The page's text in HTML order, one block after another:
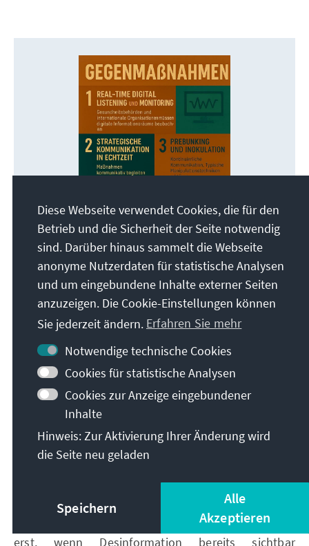
Grafik mit KI Copilot generiert / Konrad-
Adenauer-Stiftung
Gegenmaßnahmen
Gegenmaßnahmen: schneller,
koordinierter, lokaler, community-gesteuert
und tech-unterstützt
Gesundheitsdesinformation im Allgemeinen und
aktuelle Ebola-Desinformation zeigen
Verbreitungsmechanismen ähneln sich über
verschiedene Ausbrüche und Krisen hinweg.
Trotzdem reagieren zentrale Institutionen häufig
erst, wenn Desinformation bereits sichtbar
Diese Webseite verwendet Cookies, die für den
Betrieb und die Sicherheit der Seite notwendig
sind. Darüber hinaus sammelt die Webseite
anonyme Nutzerdaten für statistische Analysen
und um eingebundene Inhalte externer Seiten
anzuzeigen. Die Cookie-Einstellungen können
Sie jederzeit ändern. Erfahren Sie mehr
Notwendige technische Cookies
Cookies für statistische Analysen
Cookies zur Anzeige eingebundener
Inhalte
Hinweis: Zur Aktivierung Ihrer Änderung wird
die Seite neu geladen
Speichern
Alle
Akzeptieren